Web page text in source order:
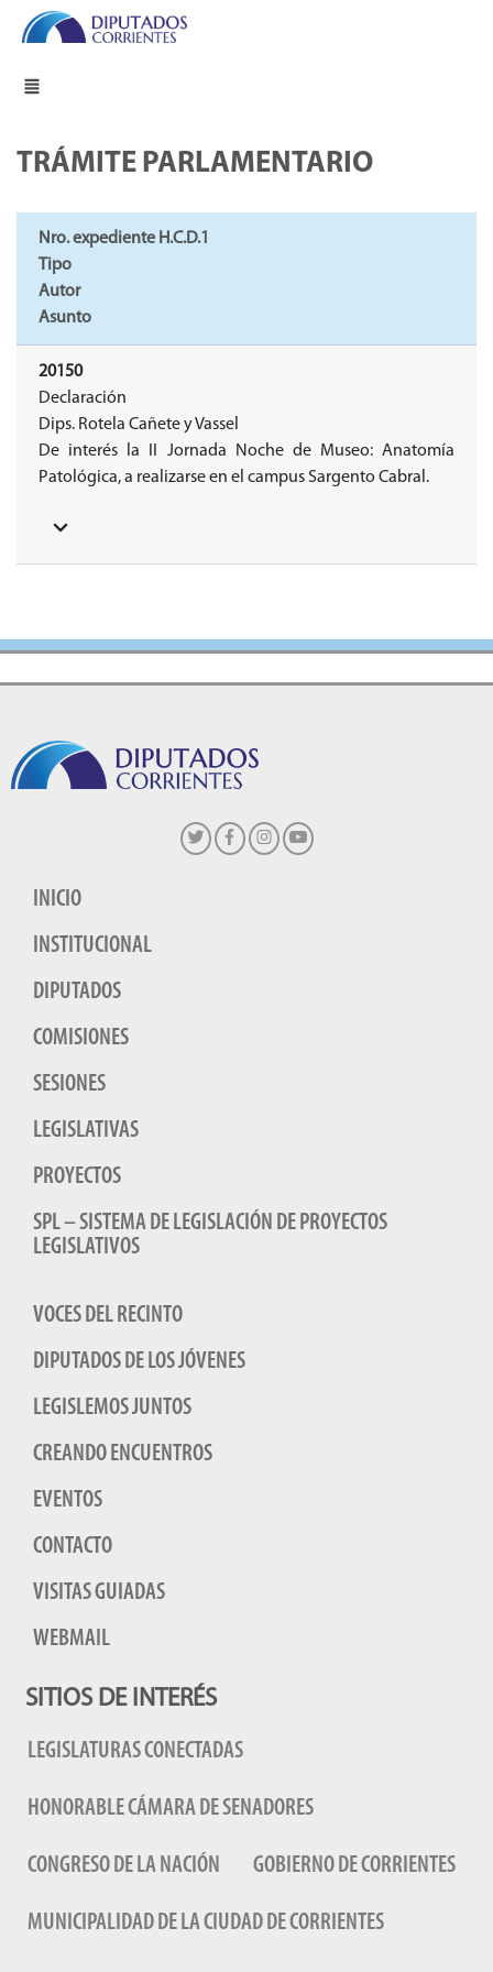
TRÁMITE PARLAMENTARIO
Nro. expediente H.C.D.1
Tipo
Autor
Asunto
20150
Declaración
Dips. Rotela Cañete y Vassel
De interés la II Jornada Noche de Museo: Anatomía
Patológica, a realizarse en el campus Sargento Cabral.
INICIO
INSTITUCIONAL
DIPUTADOS
COMISIONES
SESIONES
LEGISLATIVAS
PROYECTOS
SPL – SISTEMA DE LEGISLACIÓN DE PROYECTOS
LEGISLATIVOS
VOCES DEL RECINTO
DIPUTADOS DE LOS JÓVENES
LEGISLEMOS JUNTOS
CREANDO ENCUENTROS
EVENTOS
CONTACTO
VISITAS GUIADAS
WEBMAIL
SITIOS DE INTERÉS
LEGISLATURAS CONECTADAS
HONORABLE CÁMARA DE SENADORES
CONGRESO DE LA NACIÓN GOBIERNO DE CORRIENTES
MUNICIPALIDAD DE LA CIUDAD DE CORRIENTES